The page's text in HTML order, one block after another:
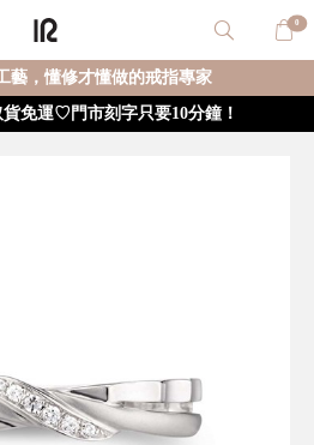
0
藝，懂修才懂做的戒指專家
免運♡門市刻字只要10分鐘！